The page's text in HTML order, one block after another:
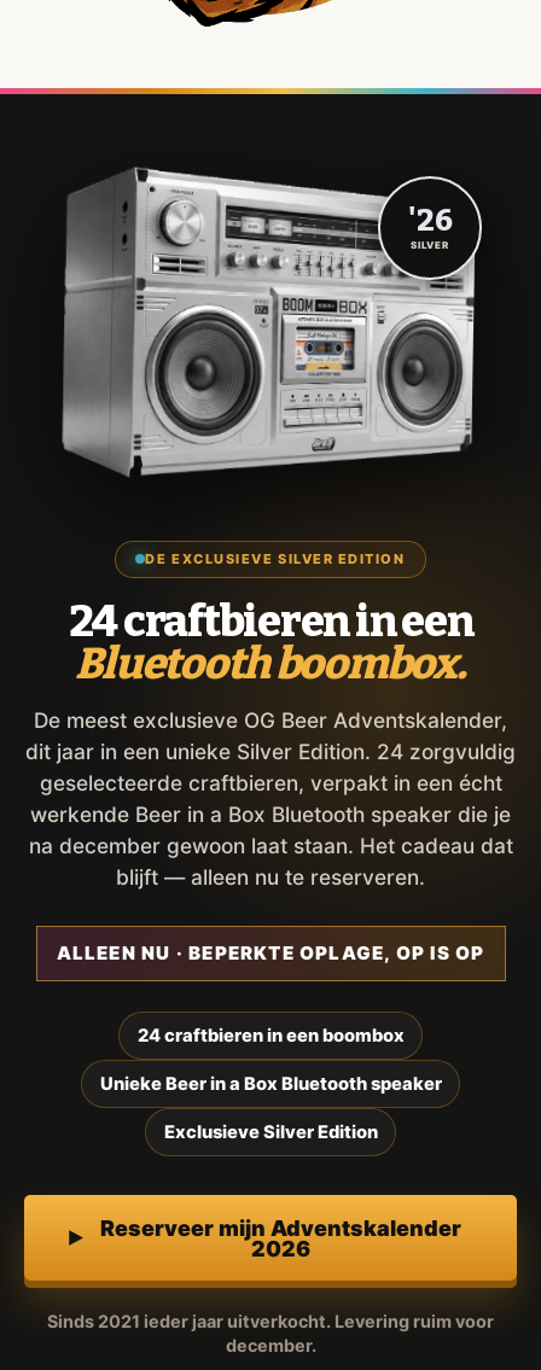
DE EXCLUSIEVE SILVER EDITION
24 craftbieren in een
Bluetooth boombox.
De meest exclusieve OG Beer Adventskalender,
dit jaar in een unieke Silver Edition. 24 zorgvuldig
geselecteerde craftbieren, verpakt in een écht
werkende Beer in a Box Bluetooth speaker die je
na december gewoon laat staan. Het cadeau dat
blijft — alleen nu te reserveren.
ALLEEN NU · BEPERKTE OPLAGE, OP IS OP
24 craftbieren in een boombox
Unieke Beer in a Box Bluetooth speaker
Exclusieve Silver Edition
Reserveer mijn Adventskalender
2026
Sinds 2021 ieder jaar uitverkocht. Levering ruim voor
december.
'26
SILVER